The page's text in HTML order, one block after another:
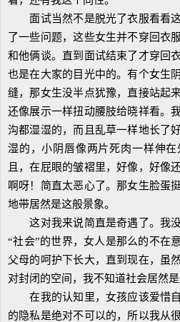
面试当然不是脱光了衣服看看这
了一些问题，这些女生并不穿回衣
和他俩谈。直到面试结束了才穿回
也是在大家的目光中的。有个女生
缝，那女生没半点犹豫，直接站起
还像展示一样扭动腰肢给晓祥看。
沟都湿湿的，而且乱草一样地长了
湿的，小阴唇像两片死肉一样伸
且，在屁眼的皱褶里，好像，好像
啊呀！简直太恶心了。那女生脸蛋
地带居然是这般景象。
这对我来说简直是奇遇了。我没
“社会”的世界，女人是那么的不在
父母的呵护下长大，直到现在，虽
对封闭的空间，我不知道社会居然是
在我的认知里，女孩应该爱惜自
的隐私是绝对不可以的，所以我从